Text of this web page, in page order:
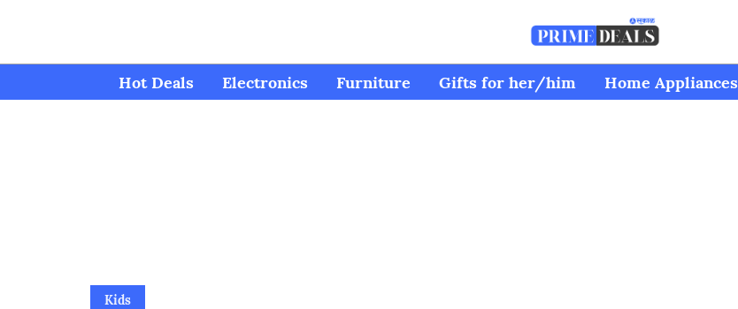
Hot Deals Electronics Furniture Gifts for her/him Home Appliances
Kids